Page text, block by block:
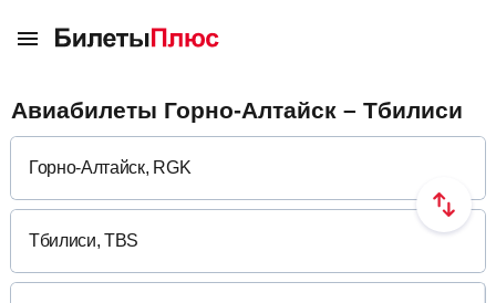
Авиабилеты Горно-Алтайск – Тбилиси